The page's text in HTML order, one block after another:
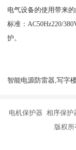
电气设备的使用带来
标准：AC50Hz220/
护。
智能电源防雷器,写字
电机保护器 相序保
版权